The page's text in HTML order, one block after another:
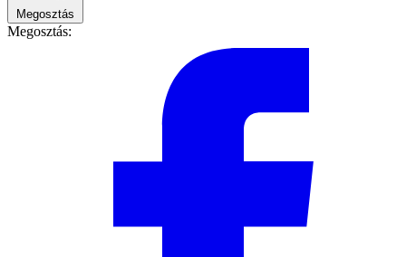
Megosztás
Megosztás: